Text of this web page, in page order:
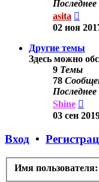
asita
к
02 ноя
Другие темы
Здесь можно
9 Темы
78
Shine
к
03 сен
Вход •
Имя пользователя: